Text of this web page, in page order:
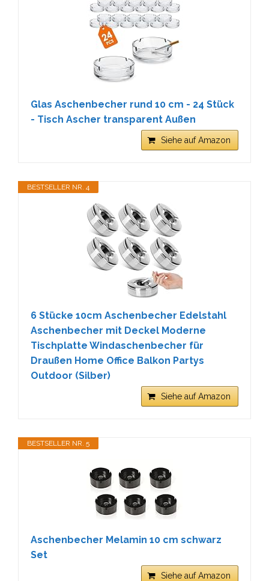
Glas Aschenbecher rund 10 cm - 24 Stück
- Tisch Ascher transparent Außen
Siehe auf Amazon
BESTSELLER NR. 4
6 Stücke 10cm Aschenbecher Edelstahl
Aschenbecher mit Deckel Moderne
Tischplatte Windaschenbecher für
Draußen Home Office Balkon Partys
Outdoor (Silber)
Siehe auf Amazon
BESTSELLER NR. 5
Aschenbecher Melamin 10 cm schwarz
Set
Siehe auf Amazon